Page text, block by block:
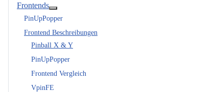
Frontends
PinUpPopper
Frontend Beschreibungen
Pinball X & Y
PinUpPopper
Frontend Vergleich
VpinFE